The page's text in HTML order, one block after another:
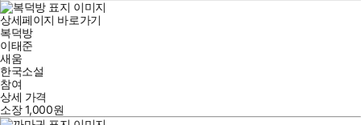
상세페이지 바로가기
복덕방
이태준
새움
한국소설
참여
상세 가격
소장1,000원